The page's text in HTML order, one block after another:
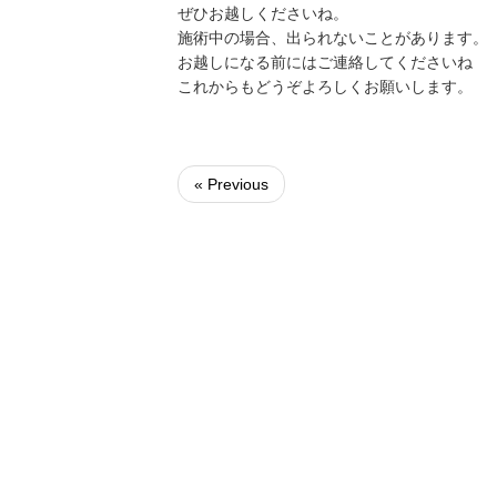
ぜひお越しくださいね。
施術中の場合、出られないことがあります。
お越しになる前にはご連絡してくださいね
これからもどうぞよろしくお願いします。
« Previous